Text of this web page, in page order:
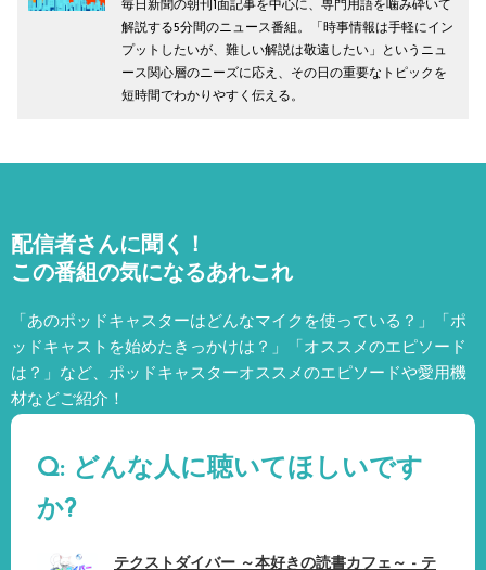
毎日新聞の朝刊1面記事を中心に、専門用語を噛み砕いて
解説する5分間のニュース番組。「時事情報は手軽にイン
プットしたいが、難しい解説は敬遠したい」というニュ
ース関心層のニーズに応え、その日の重要なトピックを
短時間でわかりやすく伝える。
配信者さんに聞く！
この番組の気になるあれこれ
「あのポッドキャスターはどんなマイクを使っている？」「ポ
ッドキャストを始めたきっかけは？」「オススメのエピソード
は？」など、 ポッドキャスターオススメのエピソードや愛用機
材などご紹介！
Q: どんな人に聴いてほしいです
か?
テクストダイバー ～本好きの読書カフェ～ - テ